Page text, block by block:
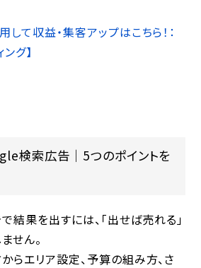
して収益・集客アップはこちら！：
グ】
検索広告｜5つのポイントを
果を出すには、「出せば売れる」
せん。
らエリア設定、予算の組み方、さ